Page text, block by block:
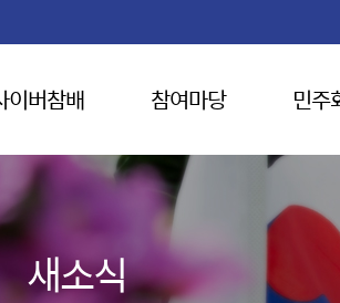
이버참배 참여마당 민주
새소식